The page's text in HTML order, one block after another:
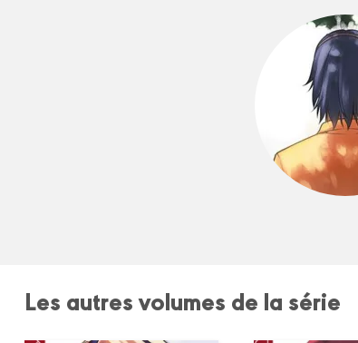
Les autres volumes de la série